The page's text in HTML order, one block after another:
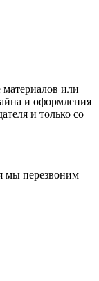
или
и оформления
и только со
мы перезвоним